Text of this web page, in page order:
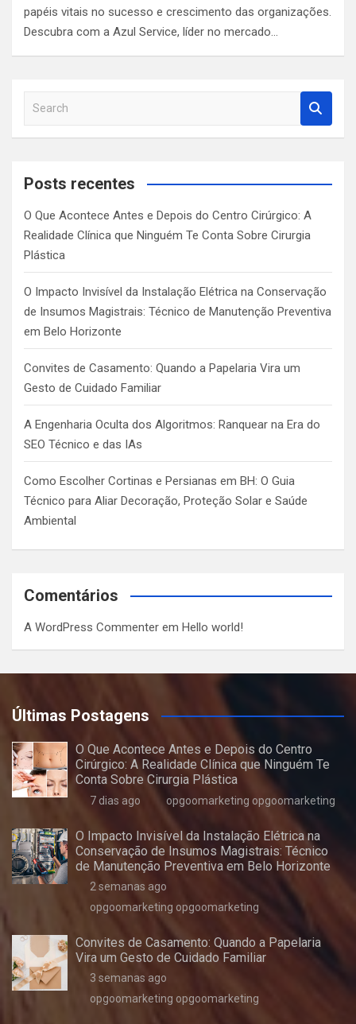
papéis vitais no sucesso e crescimento das organizações.
Descubra com a Azul Service, líder no mercado…
a
c
Posts recentes
O Que Acontece Antes e Depois do Centro Cirúrgico: A
Realidade Clínica que Ninguém Te Conta Sobre Cirurgia
Plástica
O Impacto Invisível da Instalação Elétrica na Conservação
de Insumos Magistrais: Técnico de Manutenção Preventiva
em Belo Horizonte
Convites de Casamento: Quando a Papelaria Vira um
Gesto de Cuidado Familiar
A Engenharia Oculta dos Algoritmos: Ranquear na Era do
SEO Técnico e das IAs
Como Escolher Cortinas e Persianas em BH: O Guia
Técnico para Aliar Decoração, Proteção Solar e Saúde
Ambiental
Comentários
A WordPress Commenter em Hello world!
Últimas Postagens
O Que Acontece Antes e Depois do Centro
Cirúrgico: A Realidade Clínica que Ninguém Te
Conta Sobre Cirurgia Plástica
7 dias ago opgoomarketing opgoomarketing
O Impacto Invisível da Instalação Elétrica na
Conservação de Insumos Magistrais: Técnico
de Manutenção Preventiva em Belo Horizonte
2 semanas ago
opgoomarketing opgoomarketing
Convites de Casamento: Quando a Papelaria
Vira um Gesto de Cuidado Familiar
3 semanas ago
opgoomarketing opgoomarketing